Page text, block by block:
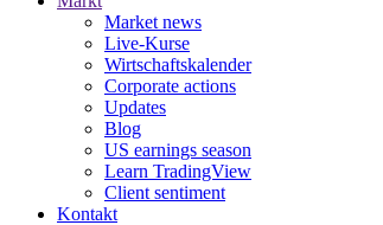
Market news
Live-Kurse
Wirtschaftskalender
Corporate actions
Updates
Blog
US earnings season
Learn TradingView
Client sentiment
Kontakt